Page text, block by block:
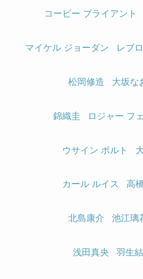
コービー ブライアント
マイケル ジョーダン レブ
松岡修造 大坂な
錦織圭 ロジャー フ
ウサイン ボルト
カール ルイス 高
北島康介 池江璃
浅田真央 羽生